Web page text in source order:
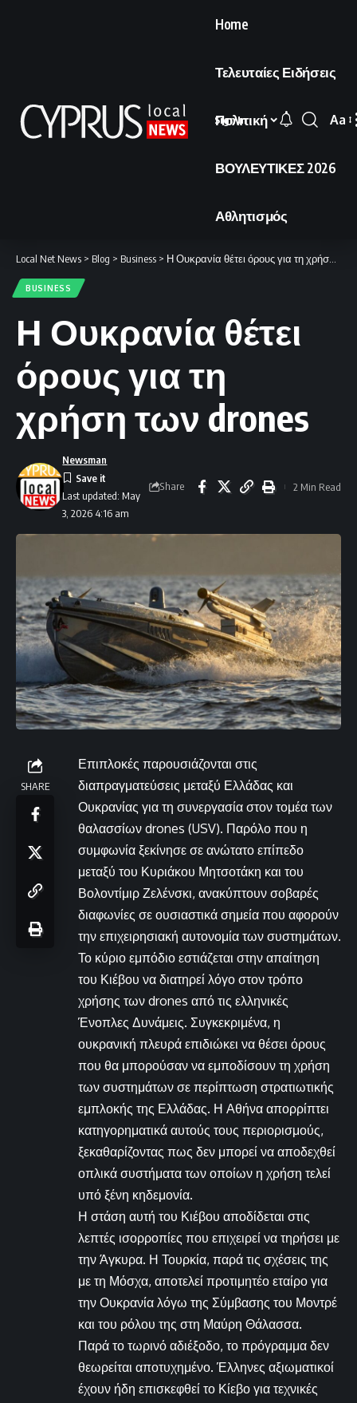
Home
Τελευταίες Ειδήσεις
Πολιτική
ΒΟΥΛΕΥΤΙΚΕΣ 2026
Αθλητισμός
Sign In
Font
Aa
Local Net News > Blog > Business > Η Ουκρανία θέτει όρους για τη χρήση των drones
BUSINESS
Η Ουκρανία θέτει
όρους για τη
χρήση των drones
Last updated: May
3, 2026 4:16 am
Newsman
Share 2 Min Read
SHARE
Επιπλοκές παρουσιάζονται στις
διαπραγματεύσεις μεταξύ Ελλάδας και
Ουκρανίας για τη συνεργασία στον τομέα των
θαλασσίων drones (USV). Παρόλο που η
συμφωνία ξεκίνησε σε ανώτατο επίπεδο
μεταξύ του Κυριάκου Μητσοτάκη και του
Βολοντίμιρ Ζελένσκι, ανακύπτουν σοβαρές
διαφωνίες σε ουσιαστικά σημεία που αφορούν
την επιχειρησιακή αυτονομία των συστημάτων.
Το κύριο εμπόδιο εστιάζεται στην απαίτηση
του Κιέβου να διατηρεί λόγο στον τρόπο
χρήσης των drones από τις ελληνικές
Ένοπλες Δυνάμεις. Συγκεκριμένα, η
ουκρανική πλευρά επιδιώκει να θέσει όρους
που θα μπορούσαν να εμποδίσουν τη χρήση
των συστημάτων σε περίπτωση στρατιωτικής
εμπλοκής της Ελλάδας. Η Αθήνα απορρίπτει
κατηγορηματικά αυτούς τους περιορισμούς,
ξεκαθαρίζοντας πως δεν μπορεί να αποδεχθεί
οπλικά συστήματα των οποίων η χρήση τελεί
υπό ξένη κηδεμονία.
Η στάση αυτή του Κιέβου αποδίδεται στις
λεπτές ισορροπίες που επιχειρεί να τηρήσει με
την Άγκυρα. Η Τουρκία, παρά τις σχέσεις της
με τη Μόσχα, αποτελεί προτιμητέο εταίρο για
την Ουκρανία λόγω της Σύμβασης του Μοντρέ
και του ρόλου της στη Μαύρη Θάλασσα.
Παρά το τωρινό αδιέξοδο, το πρόγραμμα δεν
θεωρείται αποτυχημένο. Έλληνες αξιωματικοί
έχουν ήδη επισκεφθεί το Κίεβο για τεχνικές